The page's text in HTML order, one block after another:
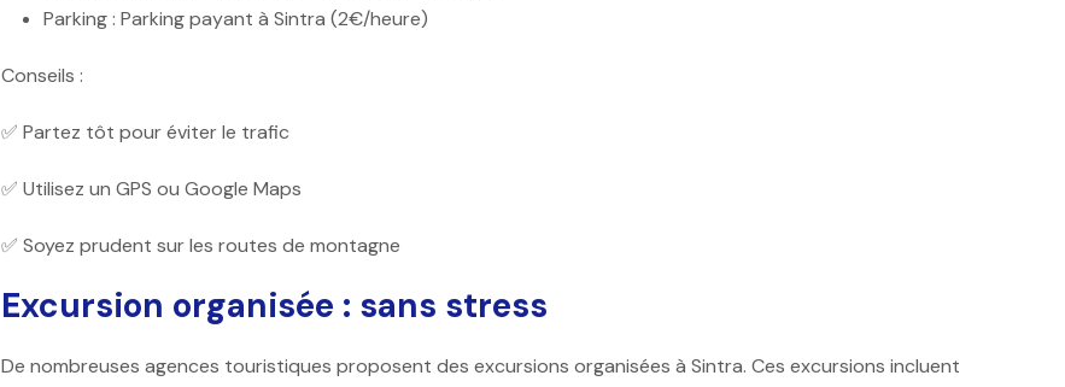
Parking : Parking payant à Sintra (2€/heure)
Conseils :
✅ Partez tôt pour éviter le trafic
✅ Utilisez un GPS ou Google Maps
✅ Soyez prudent sur les routes de montagne
Excursion organisée : sans stress
De nombreuses agences touristiques proposent des excursions organisées à Sintra. Ces excursions incluent